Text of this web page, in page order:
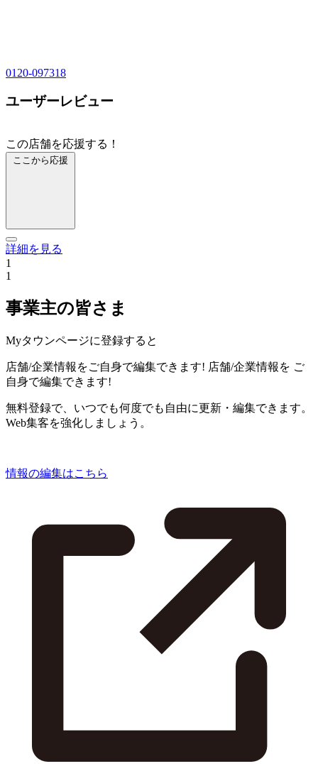
0120-097318
ユーザーレビュー
この店舗を応援する！
ここから応援
詳細を見る
1
1
事業主の皆さま
Myタウンページに登録すると
店舗/企業情報をご自身で編集できます! 店舗/企業情報を ご
自身で編集できます!
無料登録で、いつでも何度でも自由に更新・編集できます。
Web集客を強化しましょう。
情報の編集はこちら